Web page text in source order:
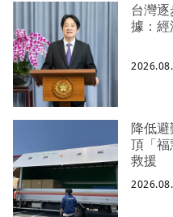
台灣
據：
降低
頂「
救援